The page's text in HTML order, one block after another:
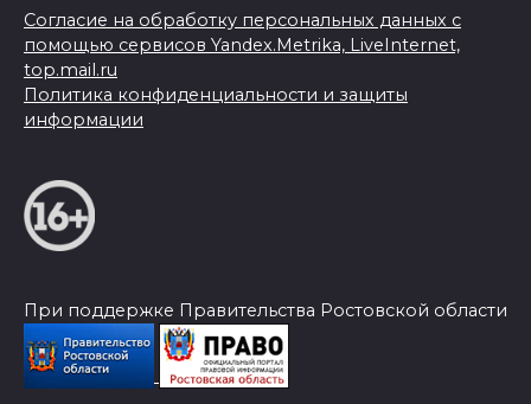
Согласие на обработку персональных данных с
помощью сервисов Yandex.Metrika, LiveInternet,
top.mail.ru
Политика конфиденциальности и защиты
информации
При поддержке Правительства Ростовской области